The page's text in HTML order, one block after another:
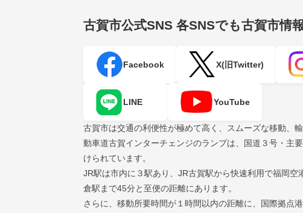
古賀市公式SNS 各SNSでも古賀市情
Facebook X(旧Twitter)
LINE YouTube
古賀市は交通の利便性が極めて高く、スムーズな移動、
動車道古賀インターチェンジのランプは、国道３号・主
けられています。
JR駅は市内に３駅あり、JR古賀駅から快速利用で福岡
倉駅まで45分と至便の距離にあります。
さらに、移動所要時間が１時間以内の距離に、国際拠点